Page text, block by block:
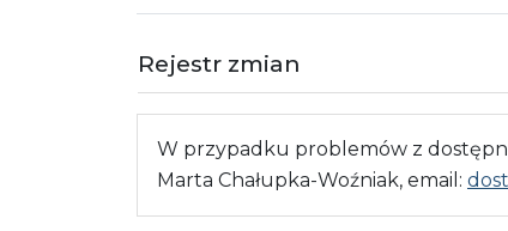
Rejestr zmian
W przypadku problemów z
Marta Chałupka-Woźniak, email: